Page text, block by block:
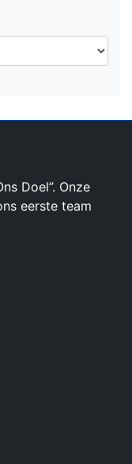
Doel”. Onze
eerste team